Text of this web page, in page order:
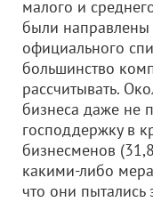
малого и
были направлены
официального
большинство
рассчитывать.
бизнеса даже не
господдержку в
бизнесменов
какими-либо
что они пытались